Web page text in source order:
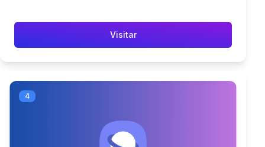
Visitar
4